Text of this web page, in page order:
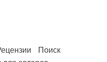
Поиск